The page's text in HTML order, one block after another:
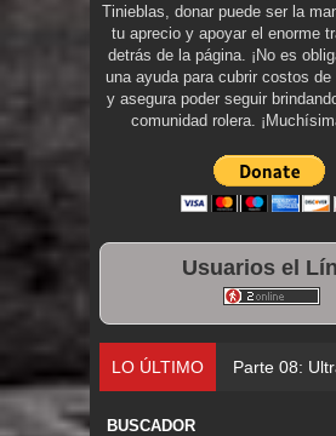
Tinieblas, donar puede ser la
tu aprecio y apoyar el enorme
detrás de la página. ¡No es
una ayuda para cubrir costos de
y asegura poder seguir
comunidad rolera.
Usuarios el
LO ÚLTIMO Parte 08:
BUSCADOR